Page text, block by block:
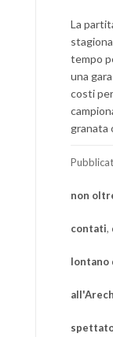
La
tempo
una
costi
granata
non
contati,
lontano